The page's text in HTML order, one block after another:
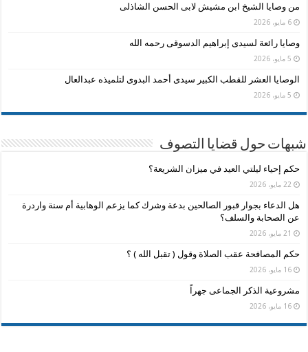
من وصايا الشيخ ابن مشيش لابى الحسن الشاذلى
6 مايو، 2026
وصايا رائعة لسيدى إبراهيم الدسوقى رحمه الله
5 مايو، 2026
الوصايا العشر للقطب الكبير سيدى أحمد البدوى لتلميذه عبدالعال
5 مايو، 2026
شبهات حول قضايا التصوف
حكم إحياء ليلتي العيد في ميزان الشريعة؟
22 مايو، 2026
هل الدعاء بجوار قبور الصالحين بدعة وشرك كما يزعم الوهابية أم سنة واردرة
عن الصحابة والسلف؟
21 مايو، 2026
حكم المصافحة عقب الصلاة وقول ( تقبل الله ) ؟
16 مايو، 2026
مشروعية الذكر الجماعى جهراً
16 مايو، 2026